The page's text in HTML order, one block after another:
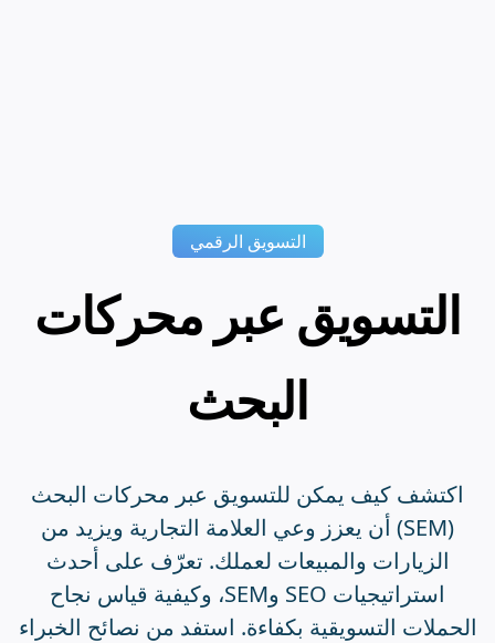
التسويق الرقمي
التسويق عبر محركات
البحث
اكتشف كيف يمكن للتسويق عبر محركات البحث
(SEM) أن يعزز وعي العلامة التجارية ويزيد من
الزيارات والمبيعات لعملك. تعرّف على أحدث
استراتيجيات SEO وSEM، وكيفية قياس نجاح
الحملات التسويقية بكفاءة. استفد من نصائح الخبراء